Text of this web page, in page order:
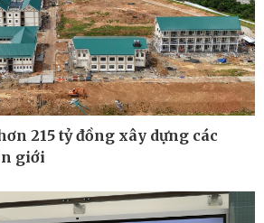
Hậu trường
215 tỷ đồng xây dựng các
giới